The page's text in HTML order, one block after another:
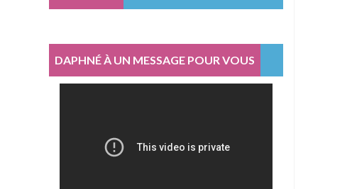
DAPHNÉ À UN MESSAGE POUR VOUS